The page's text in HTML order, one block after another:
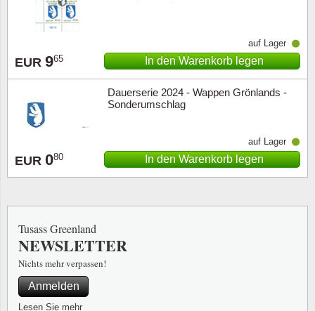
EUR 965
auf Lager
In den Warenkorb legen
Dauerserie 2024 - Wappen Grönlands -
Sonderumschlag
EUR 080
auf Lager
In den Warenkorb legen
Tusass Greenland
NEWSLETTER
Nichts mehr verpassen!
Anmelden
Lesen Sie mehr